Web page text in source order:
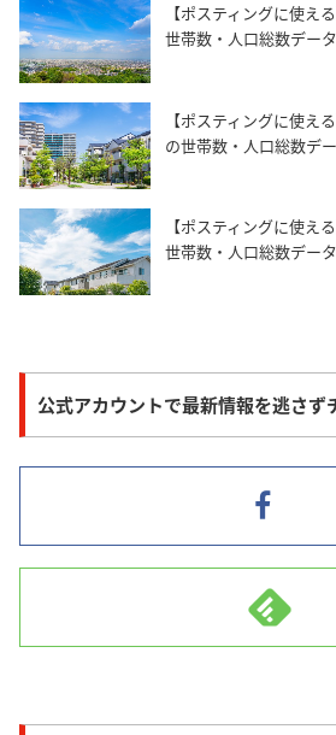
【ポスティングに使え
世帯数・人口総数データ
【ポスティングに使え
の世帯数・人口総数デ
【ポスティングに使え
世帯数・人口総数データ
公式アカウントで最新情報を逃さず